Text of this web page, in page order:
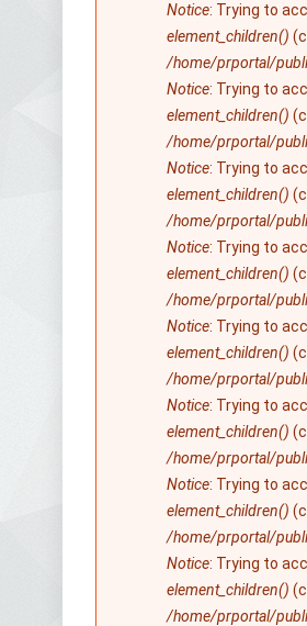
Notice: Trying to
element_children()
/home/prportal/
Notice: Trying to
element_children()
/home/prportal/
Notice: Trying to
element_children()
/home/prportal/
Notice: Trying to
element_children()
/home/prportal/
Notice: Trying to
element_children()
/home/prportal/
Notice: Trying to
element_children()
/home/prportal/
Notice: Trying to
element_children()
/home/prportal/
Notice: Trying to
element_children()
/home/prportal/